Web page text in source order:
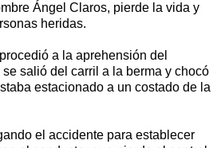
Ángel Claros, pierde la vida y
heridas.
a la aprehensión del
salió del carril a la berma y chocó
estacionado a un costado de la
el accidente para establecer